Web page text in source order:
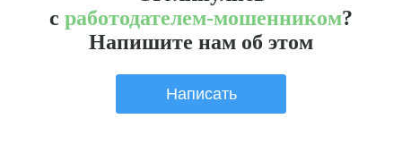
с работодателем-мошенником?
Напишите нам об этом
Написать